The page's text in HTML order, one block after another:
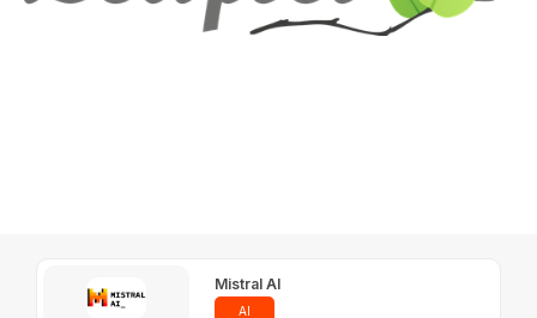
Mistral AI
AI